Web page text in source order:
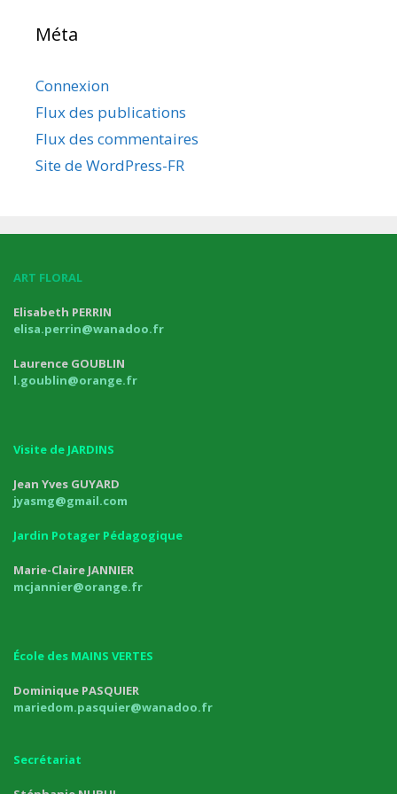
Méta
Connexion
Flux des publications
Flux des commentaires
Site de WordPress-FR
ART FLORAL
Elisabeth PERRIN
elisa.perrin@wanadoo.fr
Laurence GOUBLIN
l.goublin@orange.fr
Visite de JARDINS
Jean Yves GUYARD
jyasmg@gmail.com
Jardin Potager Pédagogique
Marie-Claire JANNIER
mcjannier@orange.fr
École des MAINS VERTES
Dominique PASQUIER
mariedom.pasquier@wanadoo.fr
Secrétariat